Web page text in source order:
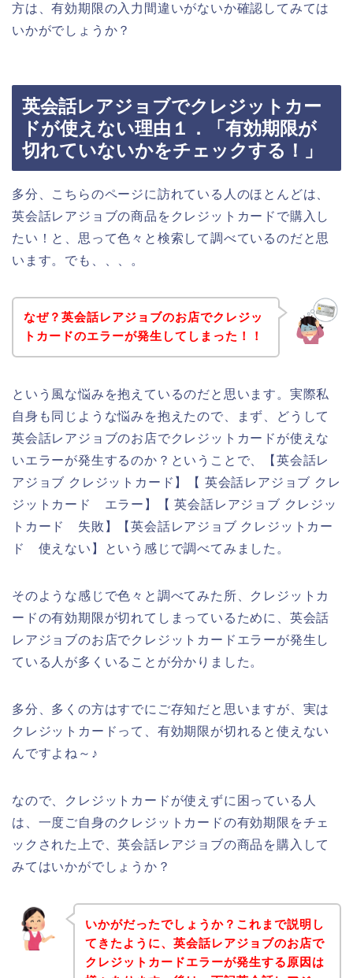
方は、有効期限の入力間違いがないか確認してみては
いかがでしょうか？
英会話レアジョブでクレジットカー
ドが使えない理由１．「有効期限が
切れていないかをチェックする！」
多分、こちらのページに訪れている人のほとんどは、
英会話レアジョブの商品をクレジットカードで購入し
たい！と、思って色々と検索して調べているのだと思
います。でも、、、。
なぜ？英会話レアジョブのお店でクレジッ
トカードのエラーが発生してしまった！！
という風な悩みを抱えているのだと思います。実際私
自身も同じような悩みを抱えたので、まず、どうして
英会話レアジョブのお店でクレジットカードが使えな
いエラーが発生するのか？ということで、【英会話レ
アジョブ クレジットカード】【 英会話レアジョブ クレ
ジットカード エラー】【 英会話レアジョブ クレジッ
トカード 失敗】【英会話レアジョブ クレジットカー
ド 使えない】という感じで調べてみました。
そのような感じで色々と調べてみた所、クレジットカ
ードの有効期限が切れてしまっているために、英会話
レアジョブのお店でクレジットカードエラーが発生し
ている人が多くいることが分かりました。
多分、多くの方はすでにご存知だと思いますが、実は
クレジットカードって、有効期限が切れると使えない
んですよね～♪
なので、クレジットカードが使えずに困っている人
は、一度ご自身のクレジットカードの有効期限をチェ
ックされた上で、英会話レアジョブの商品を購入して
みてはいかがでしょうか？
いかがだったでしょうか？これまで説明し
てきたように、英会話レアジョブのお店で
クレジットカードエラーが発生する原因は